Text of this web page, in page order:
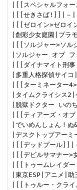
|[[スペシャルフォ
|[[せきさば!]]|－|
|[[ゼロイン>ゼロ
|創彩少女庭園|プ
|[[ソルジャー>ソル
|ソルジャー オブ
|[[ダイナマイト刑
|多重人格探偵サ
|[[ターミネーター
|タイムクライシス
|脱獄ドクター い
|[[ティアーズ・オ
|でいめんしょん！
|デスクトップアー
|[[デッドプール]]|
|[[デビルサマナー
|[[トゥームレイダ
|東京ESP|アニメ|
|[[トゥルー・クラ